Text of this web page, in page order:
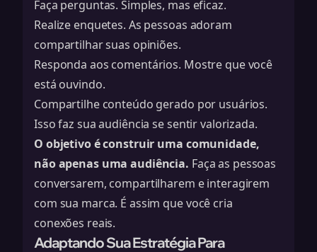
Faça perguntas. Simples, mas eficaz.
Realize enquetes. As pessoas adoram
compartilhar suas opiniões.
Responda aos comentários. Mostre que você
está ouvindo.
Compartilhe conteúdo gerado por usuários.
Isso faz sua audiência se sentir valorizada.
O objetivo é construir uma comunidade,
não apenas uma audiência. Faça as pessoas
conversarem, compartilharem e interagirem
com sua marca. É assim que você cria
conexões reais.
Adaptando Sua Estratégia Para